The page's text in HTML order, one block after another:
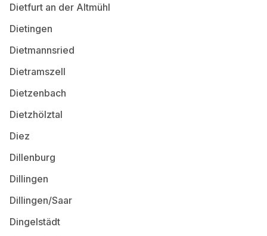
Dietfurt an der Altmühl
Dietingen
Dietmannsried
Dietramszell
Dietzenbach
Dietzhölztal
Diez
Dillenburg
Dillingen
Dillingen/Saar
Dingelstädt